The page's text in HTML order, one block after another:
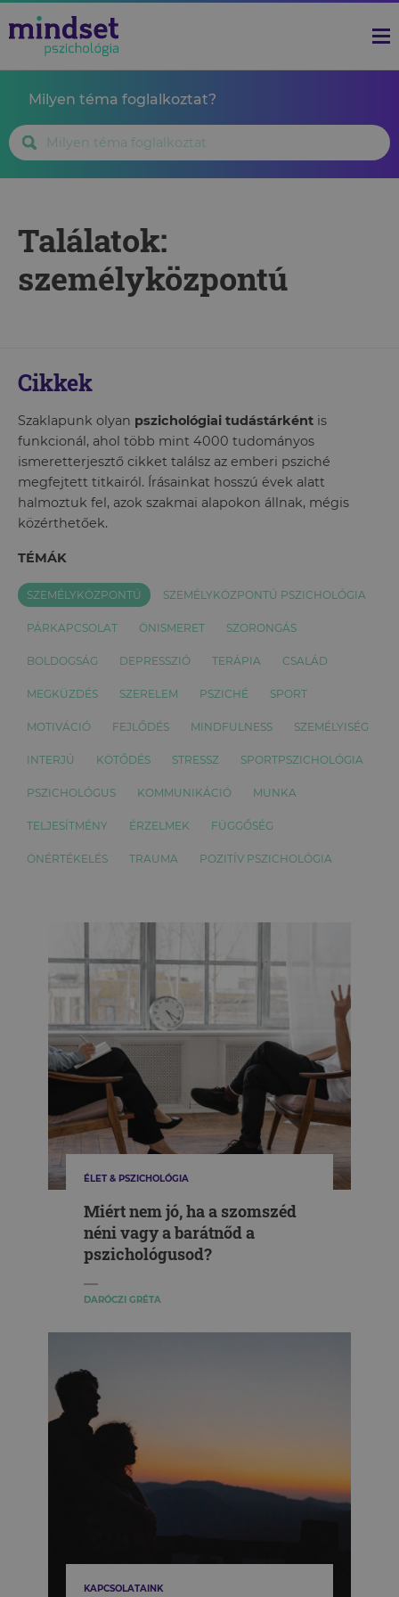
Milyen téma foglalkoztat?
Találatok:
személyközpontú
Cikkek
Szaklapunk olyan pszichológiai tudástárként is
funkcionál, ahol több mint 4000 tudományos
ismeretterjesztő cikket találsz az emberi psziché
megfejtett titkairól. Írásainkat hosszú évek alatt
halmoztuk fel, azok szakmai alapokon állnak, mégis
közérthetőek.
TÉMÁK
SZEMÉLYKÖZPONTÚ SZEMÉLYKÖZPONTÚ PSZICHOLÓGIA
PÁRKAPCSOLAT ÖNISMERET SZORONGÁS
BOLDOGSÁG DEPRESSZIÓ TERÁPIA CSALÁD
MEGKÜZDÉS SZERELEM PSZICHÉ SPORT
MOTIVÁCIÓ FEJLŐDÉS MINDFULNESS SZEMÉLYISÉG
INTERJÚ KÖTŐDÉS STRESSZ SPORTPSZICHOLÓGIA
PSZICHOLÓGUS KOMMUNIKÁCIÓ MUNKA
TELJESÍTMÉNY ÉRZELMEK FÜGGŐSÉG
ÖNÉRTÉKELÉS TRAUMA POZITÍV PSZICHOLÓGIA
ÉLET & PSZICHOLÓGIA
Miért nem jó, ha a szomszéd
néni vagy a barátnőd a
pszichológusod?
DARÓCZI GRÉTA
KAPCSOLATAINK